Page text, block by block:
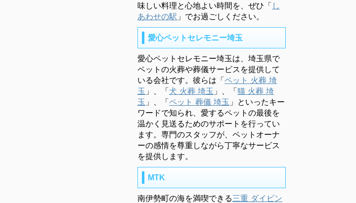
味しい料理と心地よい時間を、ぜひ「 し
あわせの駅 」でお過ごしください。
愛心ペットセレモニー埼玉
愛心ペットセレモニー埼玉は、埼玉県で
ペットの火葬や葬儀サービスを提供して
いる会社です。彼らは「ペット 火葬 埼
玉 」、「犬 火葬 埼玉 」、「猫 火葬 埼
玉 」、「ペット 葬儀 埼玉 」といったキー
ワードで知られ、愛するペットの最後を
温かく見送るためのサポートを行ってい
ます。専門のスタッフが、ペットオーナ
ーの感情を尊重しながら丁寧なサービス
を提供します。
MTK
南伊勢町の海を満喫できる三重 ダイビン